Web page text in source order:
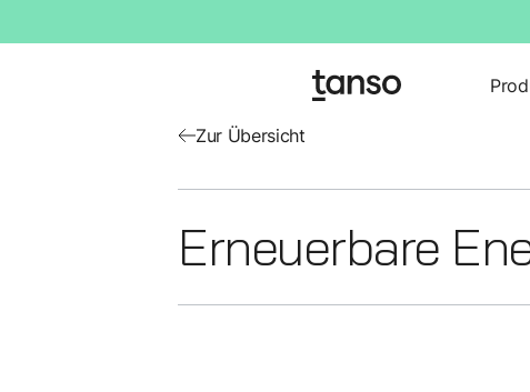
Zur Übersicht
Erneuerbare